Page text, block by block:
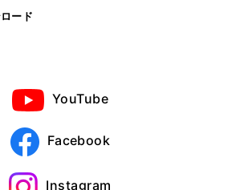
ード
YouTube
Facebook
Instagram